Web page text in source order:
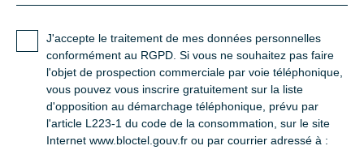
J'accepte le traitement de mes données personnelles
conformément au RGPD. Si vous ne souhaitez pas faire
l'objet de prospection commerciale par voie téléphonique,
vous pouvez vous inscrire gratuitement sur la liste
d'opposition au démarchage téléphonique, prévu par
l'article L223-1 du code de la consommation, sur le site
Internet www.bloctel.gouv.fr ou par courrier adressé à :